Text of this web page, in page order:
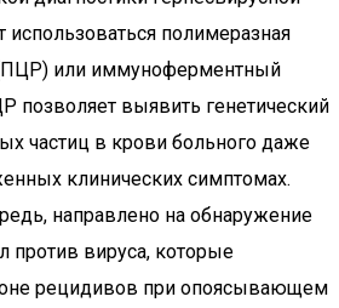
полимеразная
или иммуноферментный
позволяет выявить генетический
частиц в крови больного даже
клинических симптомах.
направлено на обнаружение
против вируса, которые
рецидивов при опоясывающем